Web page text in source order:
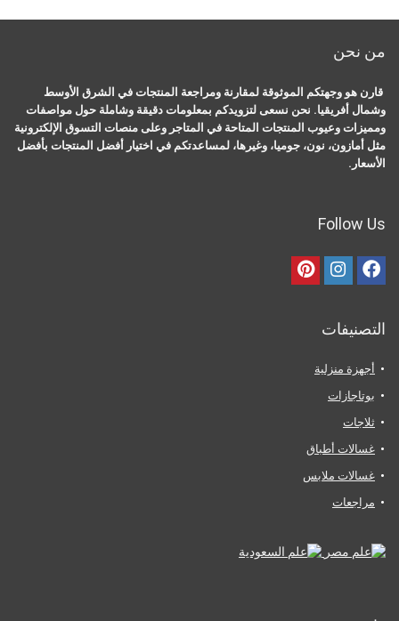
من نحن
قارن هو وجهتكم الموثوقة لمقارنة ومراجعة المنتجات في الشرق الأوسط
وشمال أفريقيا. نحن نسعى لتزويدكم بمعلومات دقيقة وشاملة حول مواصفات
ومميزات وعيوب المنتجات المتاحة في المتاجر وعلى منصات التسوق الإلكترونية
مثل أمازون، نون، جوميا، وغيرها، لمساعدتكم في اختيار أفضل المنتجات بأفضل
الأسعار.
Follow Us
التصنيفات
أجهزة منزلية
بوتاجازات
ثلاجات
غسالات أطباق
غسالات ملابس
مراجعات